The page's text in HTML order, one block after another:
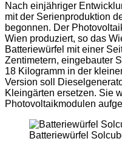
Nach einjähriger
mit der Serienproduktion
begonnen. Der
Wien produziert, so das
Batteriewürfel mit einer
Zentimetern, eingebauter
18 Kilogramm in der
Version soll
Kleingärten ersetzen. Sie
Photovoltaikmodulen
Batteriewürfel